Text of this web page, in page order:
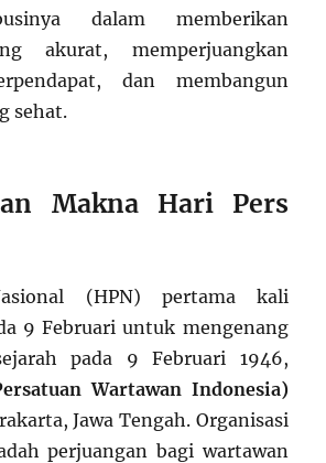
dalam memberikan
akurat, memperjuangkan
dan membangun
sehat.
Makna Hari Pers
(HPN) pertama kali
9 Februari untuk mengenang
pada 9 Februari 1946,
Wartawan Indonesia)
Jawa Tengah. Organisasi
perjuangan bagi wartawan